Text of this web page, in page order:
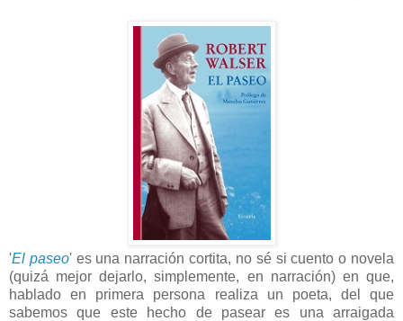
'El paseo' es una narración cortita, no sé si cuento o novela
(quizá mejor dejarlo, simplemente, en narración) en que,
hablado en primera persona realiza un poeta, del que
sabemos que este hecho de pasear es una arraigada